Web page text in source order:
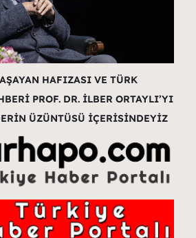
HAFIZASI VE TÜRK
PROF. DR. İLBER ORTAYLI’YI
ÜZÜNTÜSÜ İÇERİSİNDEYİZ